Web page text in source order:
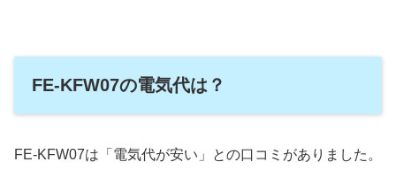
FE-KFW07の電気代は？
FE-KFW07は「電気代が安い」との口コミがありました。